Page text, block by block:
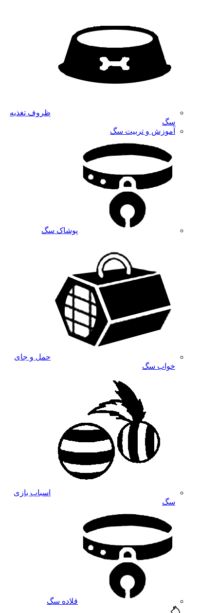
ظروف تغذیه
سگ
آموزش و تربیت سگ
پوشاک سگ
حمل و جای
خواب سگ
اسباب بازی
سگ
قلاده سگ